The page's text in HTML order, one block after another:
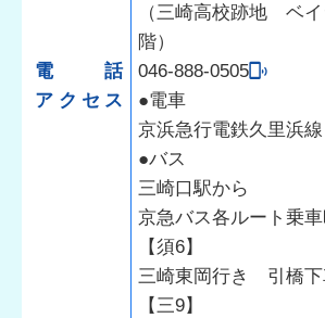
（三崎高校跡地 ベ
階）
電話
046-888-0505
アクセス
●電車
京浜急行電鉄久里浜線
●バス
三崎口駅から
京急バス各ルート乗
【須6】
三崎東岡行き 引橋下
【三9】